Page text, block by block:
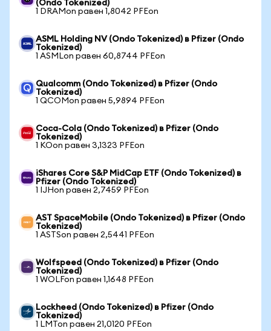
(Ondo Tokenized)
1 DRAMon равен 1,8042 PFEon
ASML Holding NV (Ondo Tokenized) в Pfizer (Ondo
Tokenized)
1 ASMLon равен 60,8744 PFEon
Qualcomm (Ondo Tokenized) в Pfizer (Ondo
Tokenized)
1 QCOMon равен 5,9894 PFEon
Coca-Cola (Ondo Tokenized) в Pfizer (Ondo
Tokenized)
1 KOon равен 3,1323 PFEon
iShares Core S&P MidCap ETF (Ondo Tokenized) в
Pfizer (Ondo Tokenized)
1 IJHon равен 2,7459 PFEon
AST SpaceMobile (Ondo Tokenized) в Pfizer (Ondo
Tokenized)
1 ASTSon равен 2,5441 PFEon
Wolfspeed (Ondo Tokenized) в Pfizer (Ondo
Tokenized)
1 WOLFon равен 1,1648 PFEon
Lockheed (Ondo Tokenized) в Pfizer (Ondo
Tokenized)
1 LMTon равен 21,0120 PFEon